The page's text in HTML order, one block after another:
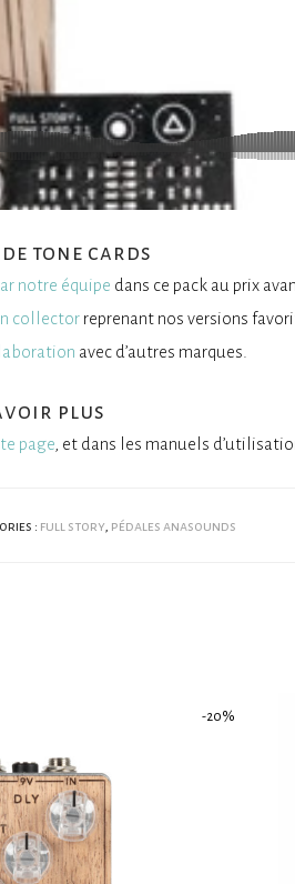
de tone cards
notre équipe dans ce pack au prix
collector reprenant nos versions
avec d’autres marques.
plus
page , et dans les manuels
: full story, pédales anasounds
-20%